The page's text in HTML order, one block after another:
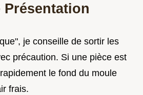
je conseille de sortir les
précaution. Si une pièce est
le fond du moule
frais.